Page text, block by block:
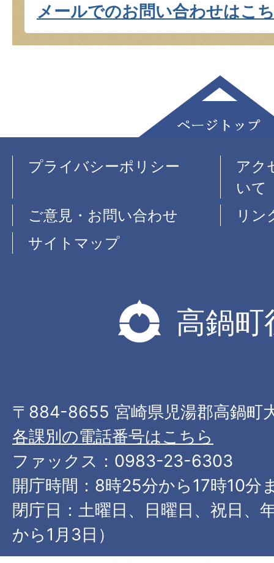
メールでのお問い合わせはこ
プライバシーポリシー
アク
いて
ご意見・お問い合わせ
リン
サイトマップ
高鍋町
〒884-8655 宮崎県児湯郡高鍋町
各課別の電話番号はこちら
ファックス：0983-23-6303
開庁時間：8時25分から17時10分
閉庁日：土曜日、日曜日、祝日、
から1月3日）